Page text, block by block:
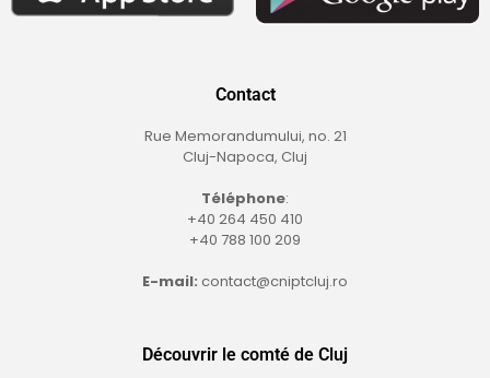
Contact
Rue Memorandumului, no. 21
Cluj-Napoca, Cluj
Téléphone:
+40 264 450 410
+40 788 100 209
E-mail: contact@cniptcluj.ro
Découvrir le comté de Cluj